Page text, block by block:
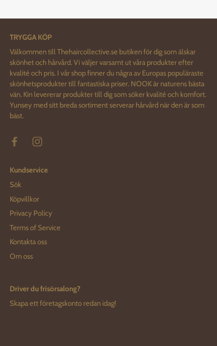
TRYGGA KÖP
Välkommen till Thehaircollective.se butiken för dig som älskar
skönhet och hårvård. Vi väljer varsamt ut våra produkter efter
kvalité och pris. I vår shop finner du några av Europas populäraste
skönhetsprodukter till fantastiska priser. NOOK är naturens bästa
vän. Kin levererar produkter till dig som söker kvalité och komfort.
Yunsey med sitt breda sortiment serverar hårvård när den är som
bäst.
Kundservice
Sök
Köpvillkor
Privacy Policy
Terms of Service
Kontakta oss
Om oss
Driver du frisörsalong?
Skapa ett företagskonto redan idag!